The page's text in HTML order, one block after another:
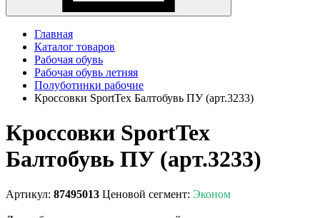
Главная
Каталог товаров
Рабочая обувь
Рабочая обувь летняя
Полуботинки рабочие
Кроссовки SportTex Балтобувь ПУ (арт.3233)
Кроссовки SportTex
Балтобувь ПУ (арт.3233)
Артикул: 87495013 Ценовой сегмент: Эконом